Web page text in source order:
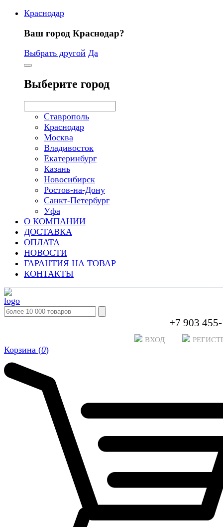
Краснодар
Ваш город Краснодар?
Выбрать другой Да
Выберите город
Ставрополь
Краснодар
Москва
Владивосток
Екатеринбург
Казань
Новосибирск
Ростов-на-Дону
Санкт-Петербург
Уфа
О КОМПАНИИ
ДОСТАВКА
ОПЛАТА
НОВОСТИ
ГАРАНТИЯ НА ТОВАР
КОНТАКТЫ
+7 903
ВХОД
Корзина (0)